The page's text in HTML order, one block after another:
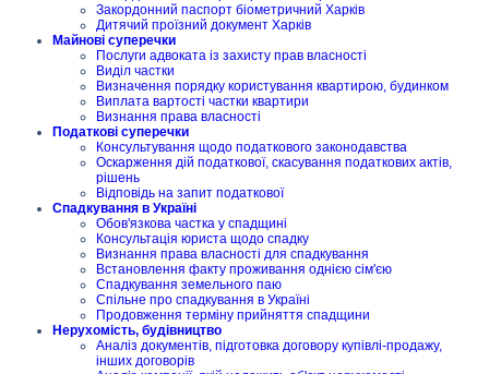
Закордонний паспорт біометричний Харків
Дитячий проїзний документ Харків
Майнові суперечки
Послуги адвоката із захисту прав власності
Виділ частки
Визначення порядку користування квартирою, будинком
Виплата вартості частки квартири
Визнання права власності
Податкові суперечки
Консультування щодо податкового законодавства
Оскарження дій податкової, скасування податкових актів,
рішень
Відповідь на запит податкової
Спадкування в Україні
Обов'язкова частка у спадщині
Консультація юриста щодо спадку
Визнання права власності для спадкування
Встановлення факту проживання однією сім'єю
Спадкування земельного паю
Спільне про спадкування в Україні
Продовження терміну прийняття спадщини
Нерухомість, будівництво
Аналіз документів, підготовка договору купівлі-продажу,
інших договорів